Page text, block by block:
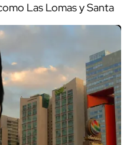
Las Lomas y Santa